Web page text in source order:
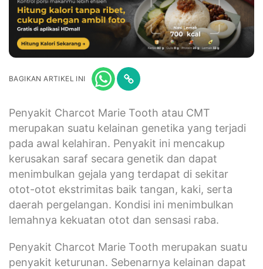
BAGIKAN ARTIKEL INI
Penyakit Charcot Marie Tooth atau CMT
merupakan suatu kelainan genetika yang terjadi
pada awal kelahiran. Penyakit ini mencakup
kerusakan saraf secara genetik dan dapat
menimbulkan gejala yang terdapat di sekitar
otot-otot ekstrimitas baik tangan, kaki, serta
daerah pergelangan. Kondisi ini menimbulkan
lemahnya kekuatan otot dan sensasi raba.
Penyakit Charcot Marie Tooth merupakan suatu
penyakit keturunan. Sebenarnya kelainan dapat